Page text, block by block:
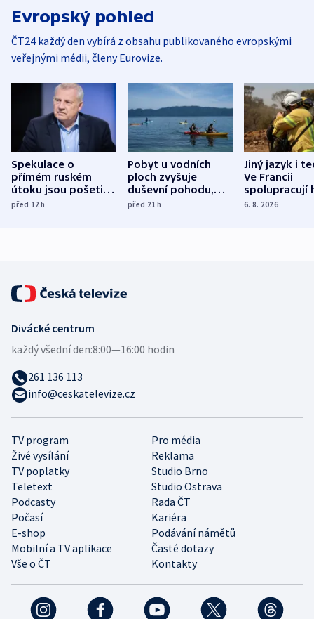
Evropský pohled
ČT24 každý den vybírá z obsahu publikovaného evropskými
veřejnými médii, členy Eurovize.
Spekulace o
přímém ruském
útoku jsou pošetilé,
míní estonský
před 12h
Pobyt u vodních
ploch zvyšuje
duševní pohodu,
ukázala
před 21h
Jiný jazyk i
Ve Francii
spolupracují
různých zemí
6. 8. 2026
TV program
Pro média
Živé vysílání
Reklama
TV poplatky
Studio Brno
Teletext
Studio Ostrava
Podcasty
Rada ČT
Počasí
Kariéra
E-shop
Podávání námětů
Mobilní a TV aplikace
Časté dotazy
Vše o ČT
Kontakty
Divácké centrum
každý všední den:8:00—16:00 hodin
261 136 113
info@ceskatelevize.cz